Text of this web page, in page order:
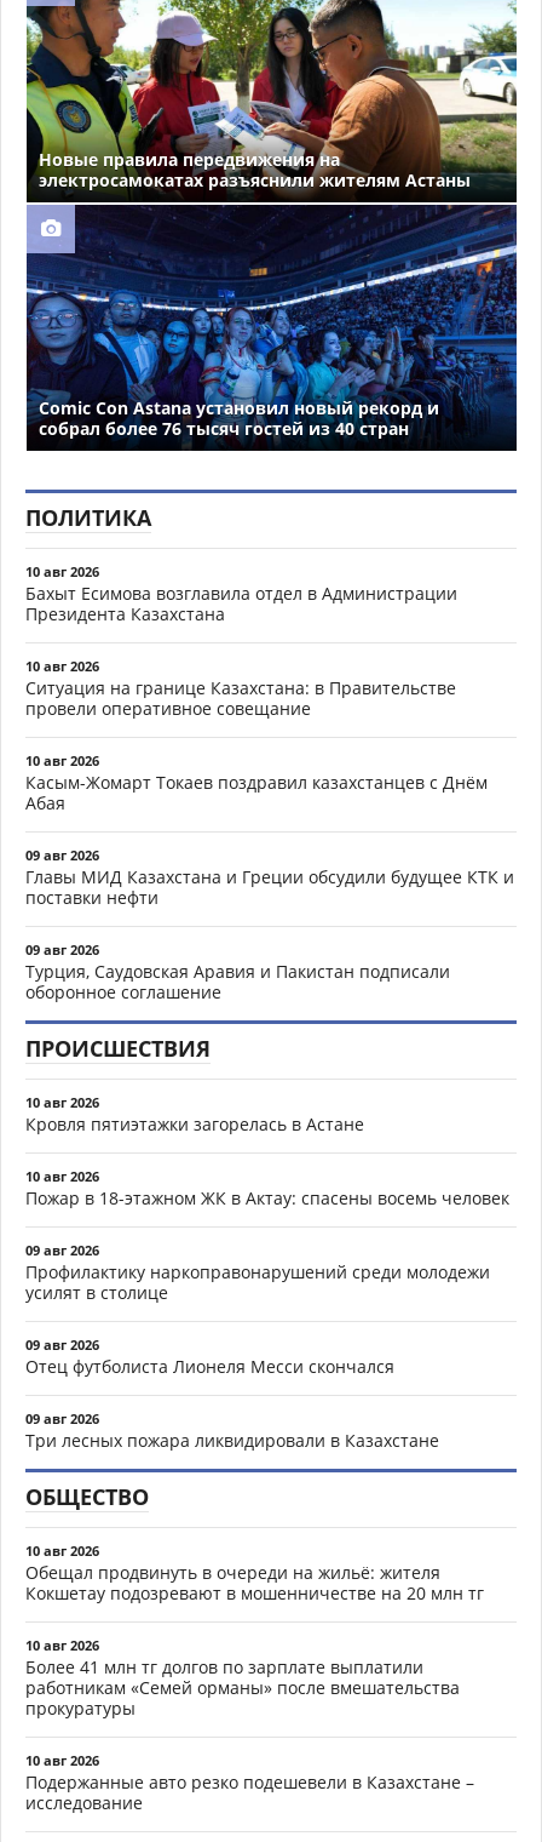
Новые правила передвижения на
электросамокатах разъяснили жителям Астаны
Comic Con Astana установил новый рекорд и
собрал более 76 тысяч гостей из 40 стран
ПОЛИТИКА
10 авг 2026
Бахыт Есимова возглавила отдел в Администрации
Президента Казахстана
10 авг 2026
Ситуация на границе Казахстана: в Правительстве
провели оперативное совещание
10 авг 2026
Касым-Жомарт Токаев поздравил казахстанцев с Днём
Абая
09 авг 2026
Главы МИД Казахстана и Греции обсудили будущее КТК и
поставки нефти
09 авг 2026
Турция, Саудовская Аравия и Пакистан подписали
оборонное соглашение
ПРОИСШЕСТВИЯ
10 авг 2026
Кровля пятиэтажки загорелась в Астане
10 авг 2026
Пожар в 18-этажном ЖК в Актау: спасены восемь человек
09 авг 2026
Профилактику наркоправонарушений среди молодежи
усилят в столице
09 авг 2026
Отец футболиста Лионеля Месси скончался
09 авг 2026
Три лесных пожара ликвидировали в Казахстане
ОБЩЕСТВО
10 авг 2026
Обещал продвинуть в очереди на жильё: жителя
Кокшетау подозревают в мошенничестве на 20 млн тг
10 авг 2026
Более 41 млн тг долгов по зарплате выплатили
работникам «Семей орманы» после вмешательства
прокуратуры
10 авг 2026
Подержанные авто резко подешевели в Казахстане –
исследование